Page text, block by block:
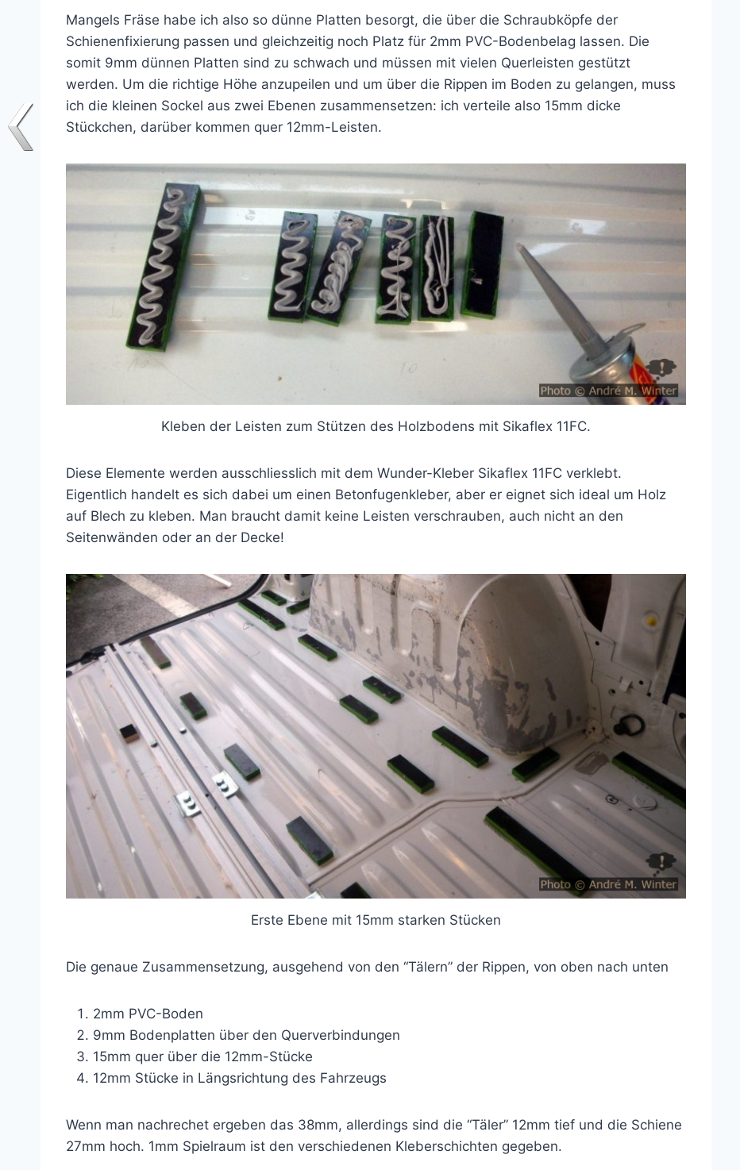
Mangels Fräse habe ich also so dünne Platten besorgt, die über die Schraubköpfe der
Schienenfixierung passen und gleichzeitig noch Platz für 2mm PVC-Bodenbelag lassen. Die
somit 9mm dünnen Platten sind zu schwach und müssen mit vielen Querleisten gestützt
werden. Um die richtige Höhe anzupeilen und um über die Rippen im Boden zu gelangen, muss
ich die kleinen Sockel aus zwei Ebenen zusammensetzen: ich verteile also 15mm dicke
Stückchen, darüber kommen quer 12mm-Leisten.
Kleben der Leisten zum Stützen des Holzbodens mit Sikaflex 11FC.
Diese Elemente werden ausschliesslich mit dem Wunder-Kleber Sikaflex 11FC verklebt.
Eigentlich handelt es sich dabei um einen Betonfugenkleber, aber er eignet sich ideal um Holz
auf Blech zu kleben. Man braucht damit keine Leisten verschrauben, auch nicht an den
Seitenwänden oder an der Decke!
Erste Ebene mit 15mm starken Stücken
Die genaue Zusammensetzung, ausgehend von den “Tälern” der Rippen, von oben nach unten
2mm PVC-Boden
9mm Bodenplatten über den Querverbindungen
15mm quer über die 12mm-Stücke
12mm Stücke in Längsrichtung des Fahrzeugs
Wenn man nachrechet ergeben das 38mm, allerdings sind die “Täler” 12mm tief und die Schiene
27mm hoch. 1mm Spielraum ist den verschiedenen Kleberschichten gegeben.